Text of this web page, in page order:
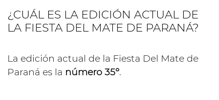
¿CUÁL ES LA EDICIÓN ACTUAL DE
LA FIESTA DEL MATE DE PARANÁ?
La edición actual de la Fiesta Del Mate de
Paraná es la número 35º.